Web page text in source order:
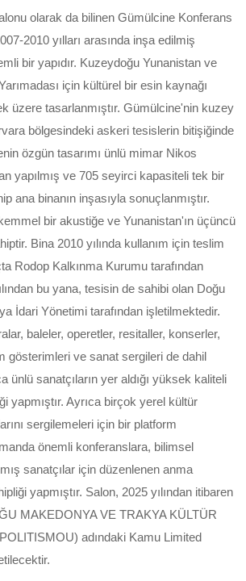
olarak da bilinen Gümülcine Konferans
2010 yılları arasında inşa edilmiş
bir yapıdır. Kuzeydoğu Yunanistan ve
için kültürel bir esin kaynağı
üzere tasarlanmıştır. Gümülcine'nin kuzey
bölgesindeki askeri tesislerin bitişiğinde
özgün tasarımı ünlü mimar Nikos
yapılmış ve 705 seyirci kapasiteli tek bir
ana binanın inşasıyla sonuçlanmıştır.
bir akustiğe ve Yunanistan'ın üçüncü
Bina 2010 yılında kullanım için teslim
Rodop Kalkınma Kurumu tarafından
bu yana, tesisin de sahibi olan Doğu
İdari Yönetimi tarafından işletilmektedir.
baleler, operetler, resitaller, konserler,
gösterimleri ve sanat sergileri de dahil
ünlü sanatçıların yer aldığı yüksek kaliteli
yapmıştır. Ayrıca birçok yerel kültür
sergilemeleri için bir platform
önemli konferanslara, bilimsel
sanatçılar için düzenlenen anma
yapmıştır. Salon, 2025 yılından itibaren
MAKEDONYA VE TRAKYA KÜLTÜR
adındaki Kamu Limited